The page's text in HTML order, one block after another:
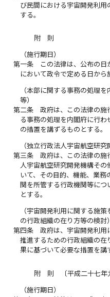
び民間における宇宙開発利
する。
附 則
（施行期日）
第一条
この法律は、公布の
において政令で定める日から
（本部に関する事務の処理
等）
第二条
政府は、この法律の施
る事務の処理を内閣府に行
の措置を講ずるものとする。
（独立行政法人宇宙航空研
第三条
政府は、この法律の施
人宇宙航空研究開発機構そ
いて、その目的、機能、業
関を所管する行政機関等に
とする。
（宇宙開発利用に関する施
の行政組織の在り方等の検討）
第四条
政府は、宇宙開発利用
推進するための行政組織の
果に基づいて必要な措置を講
附 則 〔平成二十七年
（施行期日）